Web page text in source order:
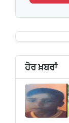
ਹੋਰ ਖ਼ਬਰਾਂ